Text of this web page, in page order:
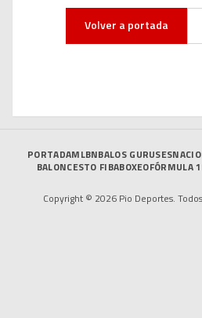
Volver a portada
PORTADAMLBNBALOS GURUSES
BALONCESTO FIBABOXEOFÓRMULA 1
Copyright © 2026 Pio Deportes.